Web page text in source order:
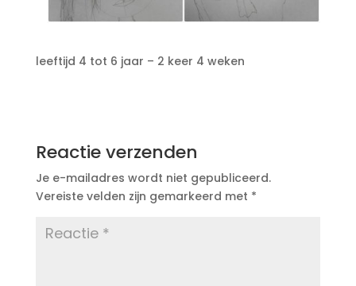
leeftijd 4 tot 6 jaar – 2 keer 4 weken
Reactie verzenden
Je e-mailadres wordt niet gepubliceerd.
Vereiste velden zijn gemarkeerd met *